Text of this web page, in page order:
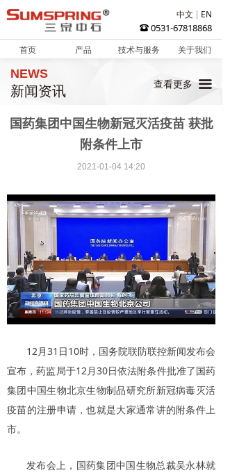
뀰 0531-67818868
中文 EN
首页 产品 技术与服务 关于我们
12月31日10时，国务院联防联控新闻发布会
宣布，药监局于12月30日依法附条件批准了国药
集团中国生物北京生物制品研究所新冠病毒灭活
疫苗的注册申请，也就是大家通常讲的附条件上
市。
发布会上，国药集团中国生物总裁吴永林就
国药集团中国生物新冠灭活疫苗 获批
附条件上市
2021-01-04 14:20
NEWS
新闻资讯 끀
查看更多